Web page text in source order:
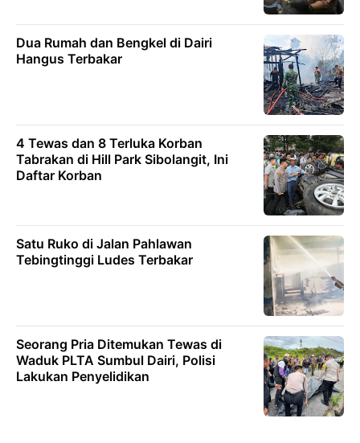
Dua Rumah dan Bengkel di Dairi
Hangus Terbakar
4 Tewas dan 8 Terluka Korban
Tabrakan di Hill Park Sibolangit, Ini
Daftar Korban
Satu Ruko di Jalan Pahlawan
Tebingtinggi Ludes Terbakar
Seorang Pria Ditemukan Tewas di
Waduk PLTA Sumbul Dairi, Polisi
Lakukan Penyelidikan